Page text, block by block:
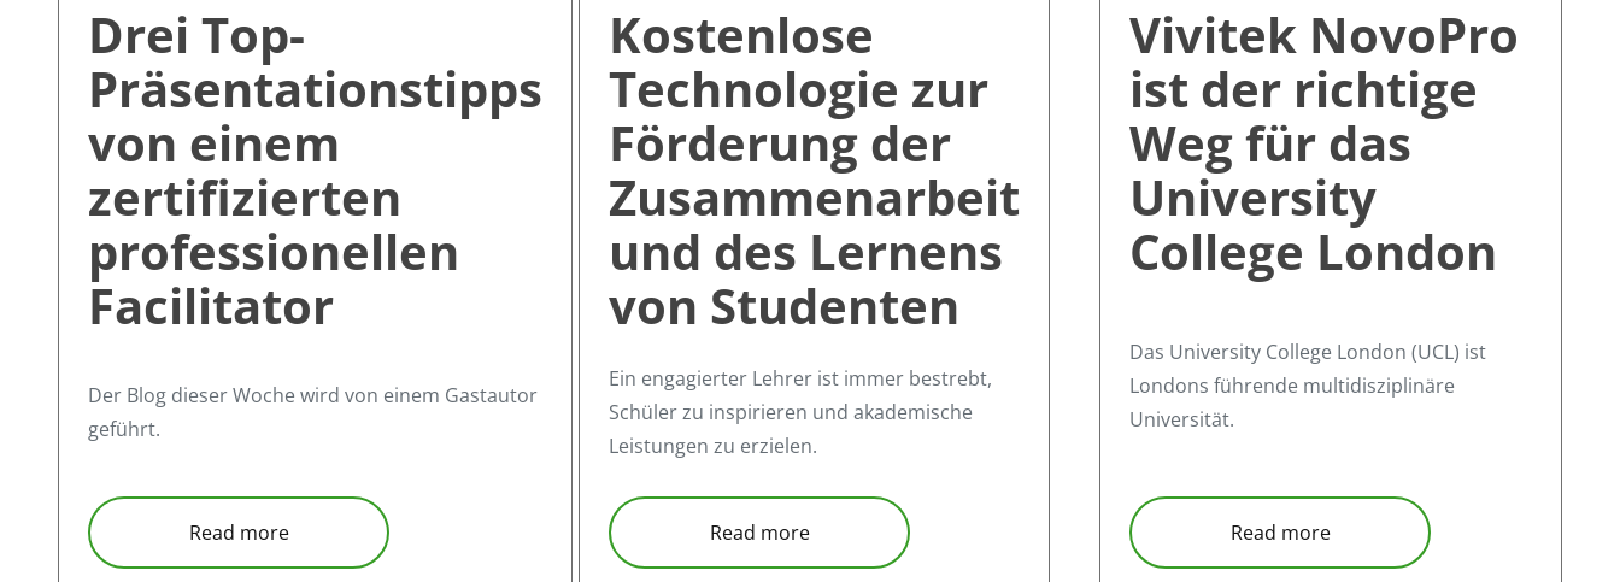
Drei Top-
Präsentationstipps
von einem
zertifizierten
professionellen
Facilitator
Der Blog dieser Woche wird von einem Gastautor
geführt.
Read moreabout Drei Top-Präsentationstipps von einem zertifizierten professionellen Facilitator
Kostenlose
Technologie zur
Förderung der
Zusammenarbeit
und des Lernens
von Studenten
Ein engagierter Lehrer ist immer bestrebt,
Schüler zu inspirieren und akademische
Leistungen zu erzielen.
Read moreabout Kostenlose Technologie zur Förderung der Zusammenarbeit und des Lernens
Vivitek NovoPro
ist der richtige
Weg für das
University
College London
Das University College London (UCL) ist
Londons führende multidisziplinäre
Universität.
Read moreabout Vivitek NovoPro ist der